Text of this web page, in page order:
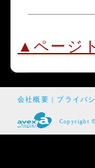
▲ページ
会社概要 | プライバ
Copyright